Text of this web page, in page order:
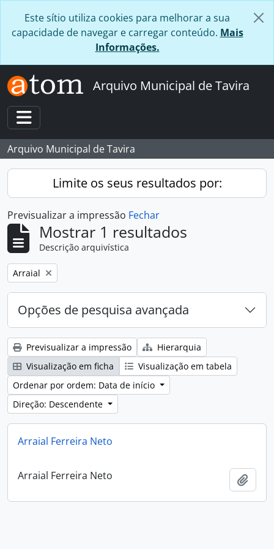
Este sítio utiliza cookies para melhorar a sua
capacidade de navegar e carregar conteúdo. Mais
Informações.
Arquivo Municipal de Tavira
Toggle navigation
Arquivo Municipal de Tavira
Limite os seus resultados por:
Previsualizar a impressão Fechar
Mostrar 1 resultados
Descrição arquivística
Remover filtro:
Arraial
Opções de pesquisa avançada
Previsualizar a impressão
Hierarquia
Visualização em ficha
Visualização em tabela
Ordenar por ordem: Data de início
Direção: Descendente
Arraial Ferreira Neto
Arraial Ferreira Neto